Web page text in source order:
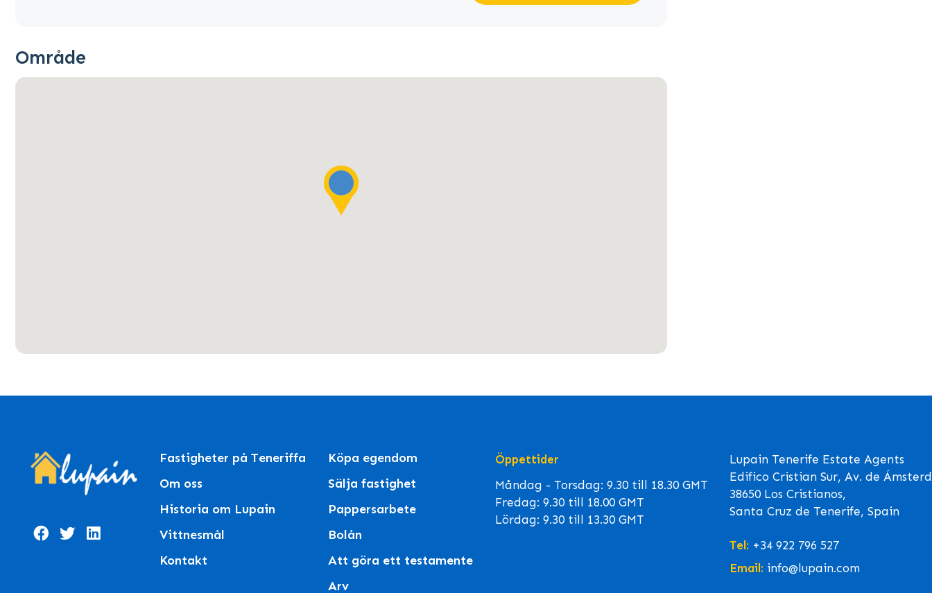
Område
Fastigheter på Teneriffa
Om oss
Historia om Lupain
Vittnesmål
Kontakt
Köpa egendom
Sälja fastighet
Pappersarbete
Bolån
Att göra ett testamente
Arv
Öppettider
Måndag - Torsdag: 9.30 till 18.30 GMT
Fredag: 9.30 till 18.00 GMT
Lördag: 9.30 till 13.30 GMT
Lupain Tenerife Estate Agents
Edifico Cristian Sur, Av. de
38650 Los Cristianos,
Santa Cruz de Tenerife, Spain
Tel: +34 922 796 527
Email: info@lupain.com